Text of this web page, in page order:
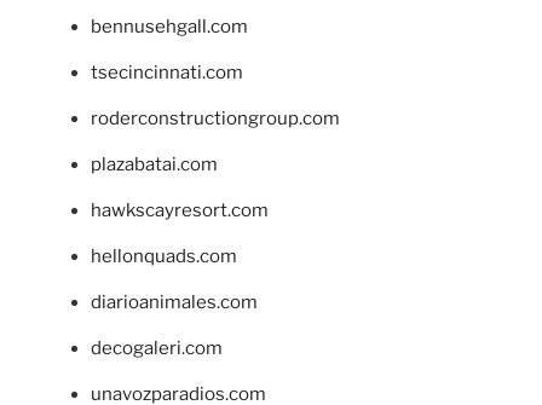
bennusehgall.com
tsecincinnati.com
roderconstructiongroup.com
plazabatai.com
hawkscayresort.com
hellonquads.com
diarioanimales.com
decogaleri.com
unavozparadios.com